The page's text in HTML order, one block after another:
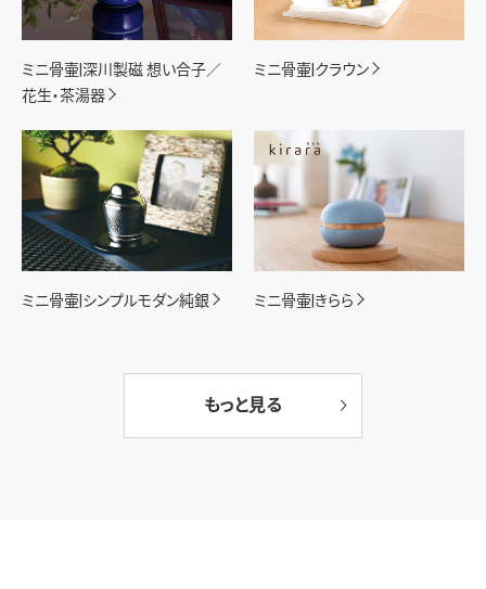
ミニ骨壷|深川製磁 想い合子／
花生・茶湯器
ミニ骨壷|クラウン
ミニ骨壷|シンプルモダン純銀 ミニ骨壷|きらら
もっと見る